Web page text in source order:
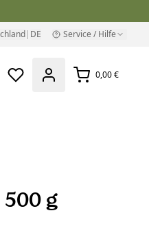
| DE Service / Hilfe
0,00 €
g